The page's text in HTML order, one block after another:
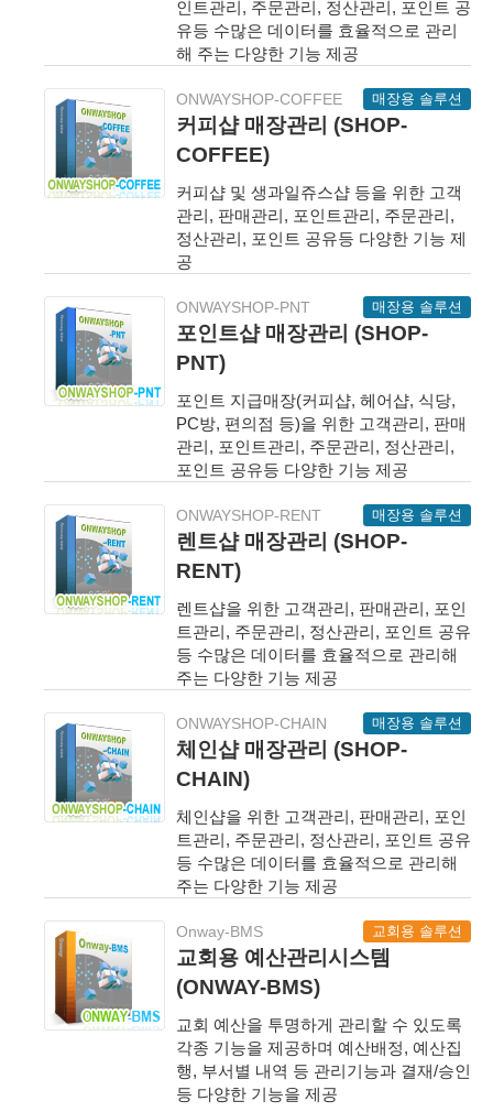
인트관리, 주문관리, 정산관리, 포인트 공
유등 수많은 데이터를 효율적으로 관리
해 주는 다양한 기능 제공
ONWAYSHOP-COFFEE 매장용 솔루션
커피샵 매장관리 (SHOP-
COFFEE)
커피샵 및 생과일쥬스샵 등을 위한 고객
관리, 판매관리, 포인트관리, 주문관리,
정산관리, 포인트 공유등 다양한 기능 제
공
ONWAYSHOP-PNT 매장용 솔루션
포인트샵 매장관리 (SHOP-
PNT)
포인트 지급매장(커피샵, 헤어샵, 식당,
PC방, 편의점 등)을 위한 고객관리, 판매
관리, 포인트관리, 주문관리, 정산관리,
포인트 공유등 다양한 기능 제공
ONWAYSHOP-RENT 매장용 솔루션
렌트샵 매장관리 (SHOP-
RENT)
렌트샵을 위한 고객관리, 판매관리, 포인
트관리, 주문관리, 정산관리, 포인트 공유
등 수많은 데이터를 효율적으로 관리해
주는 다양한 기능 제공
ONWAYSHOP-CHAIN 매장용 솔루션
체인샵 매장관리 (SHOP-
CHAIN)
체인샵을 위한 고객관리, 판매관리, 포인
트관리, 주문관리, 정산관리, 포인트 공유
등 수많은 데이터를 효율적으로 관리해
주는 다양한 기능 제공
Onway-BMS 교회용 솔루션
교회용 예산관리시스템
(ONWAY-BMS)
교회 예산을 투명하게 관리할 수 있도록
각종 기능을 제공하며 예산배정, 예산집
행, 부서별 내역 등 관리기능과 결재/승인
등 다양한 기능을 제공